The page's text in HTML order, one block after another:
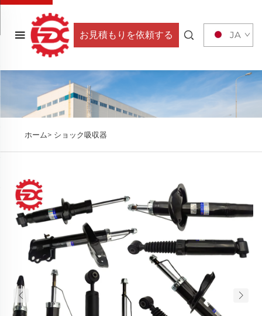
お見積もりを依頼する JA
ホーム> ショック吸収器